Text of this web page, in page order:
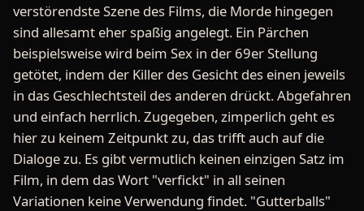
verstörendste Szene des Films, die Morde hingegen
sind allesamt eher spaßig angelegt. Ein Pärchen
beispielsweise wird beim Sex in der 69er Stellung
getötet, indem der Killer des Gesicht des einen jeweils
in das Geschlechtsteil des anderen drückt. Abgefahren
und einfach herrlich. Zugegeben, zimperlich geht es
hier zu keinem Zeitpunkt zu, das trifft auch auf die
Dialoge zu. Es gibt vermutlich keinen einzigen Satz im
Film, in dem das Wort "verfickt" in all seinen
Variationen keine Verwendung findet. "Gutterballs"